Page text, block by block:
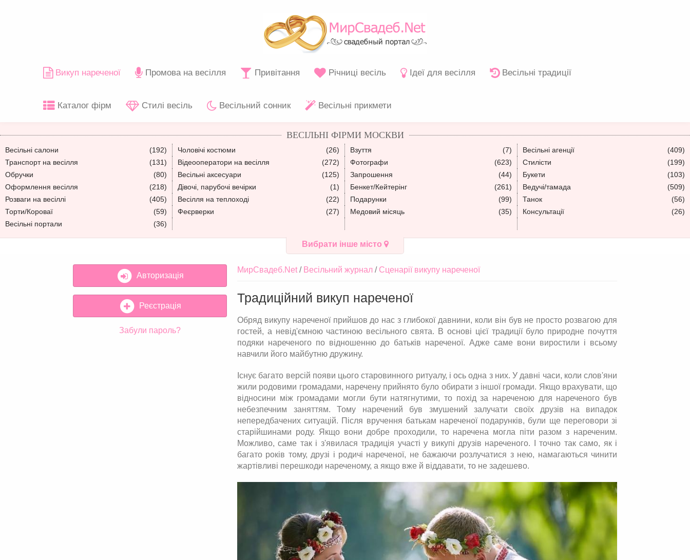
Викуп нареченої Промова на весілля Привітання Річниці весіль Ідеї для весілля Весільні традиції
Каталог фірм Стилі весіль Весільний сонник Весільні прикмети
ВЕСІЛЬНІ ФІРМИ МОСКВИ
Весільні салони (192) Чоловічі костюми (26) Взуття (7) Весільні агенції
(409)
Транспорт на весілля
(131) Відеооператори на весілля (272) Фотографи (623) Стилісти
(199)
Обручки
(80) Весільні аксесуари (125) Запрошення (44) Букети
(103)
Оформлення весілля
(218) Дівочі, парубочі вечірки (1) Бенкет/Кейтерінг (261) Ведучі/тамада
(509)
Розваги на весіллі
(405) Весілля на теплоході (22) Подарунки (99) Танок
(56)
Торти/Короваї
(59) Феєрверки (27) Медовий місяць (35) Консультації
(26)
Весільні портали
(36)
Вибрати інше місто
МирСвадеб.Net Весільний журнал Сценарії викупу нареченої
Традиційний викуп нареченої
Обряд викупу нареченої прийшов до нас з глибокої давнини, коли він був не просто розвагою для
гостей, а невід'ємною частиною весільного свята. В основі цієї традиції було природне почуття
подяки нареченого по відношенню до батьків нареченої. Адже саме вони виростили і всьому
навчили його майбутню дружину.
Існує багато версій появи цього старовинного ритуалу, і ось одна з них. У давні часи, коли слов'яни
жили родовими громадами, наречену прийнято було обирати з іншої громади. Якщо врахувати, що
відносини між громадами могли бути натягнутими, то похід за нареченою для нареченого був
небезпечним заняттям. Тому наречений був змушений залучати своїх друзів на випадок
непередбачених ситуацій. Після вручення батькам нареченої подарунків, були ще переговори зі
старійшинами роду. Якщо вони добре проходили, то наречена могла піти разом з нареченим.
Можливо, саме так і з'явилася традиція участі у викупі друзів нареченого. І точно так само, як і
багато років тому, друзі і родичі нареченої, не бажаючи розлучатися з нею, намагаються чинити
жартівливі перешкоди нареченому, а якщо вже й віддавати, то не задешево.
Авторизація
Реєстрація
Забули пароль?